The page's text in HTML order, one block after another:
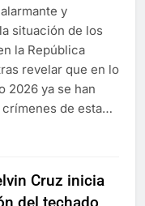
y
situación de los
la República
revelar que en lo
2026 ya se han
de esta…
Cruz inicia